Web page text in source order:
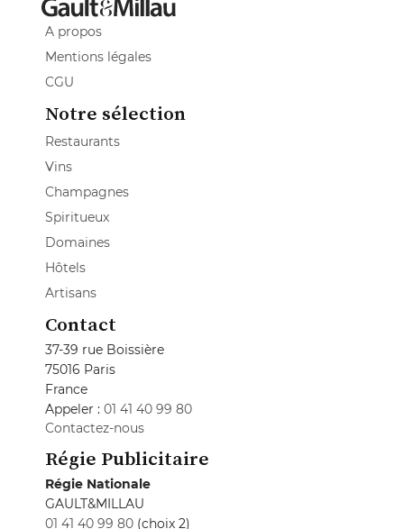
A propos
Mentions légales
CGU
Notre sélection
Restaurants
Vins
Champagnes
Spiritueux
Domaines
Hôtels
Artisans
Contact
37-39 rue Boissière
75016 Paris
France
Appeler : 01 41 40 99 80
Contactez-nous
Régie Publicitaire
Régie Nationale
GAULT&MILLAU
01 41 40 99 80 (choix 2)